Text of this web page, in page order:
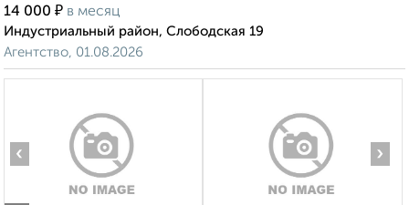
14 000 ₽ в месяц
Индустриальный район, Слободская 19
Агентство, 01.08.2026
‹ ›